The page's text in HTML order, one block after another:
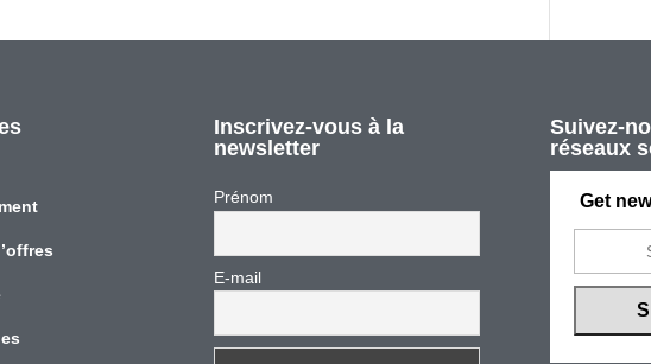
Inscrivez-vous à la
newsletter
Prénom
E-mail
Suivez-
réseaux
Get